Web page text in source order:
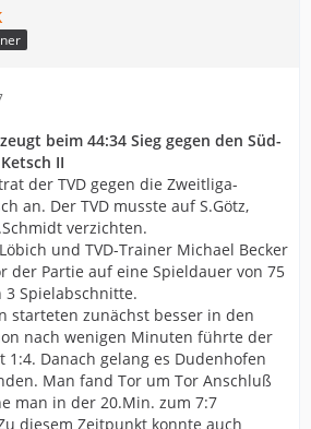
beim 44:34 Sieg gegen den Süd-
II
der TVD gegen die Zweitliga-
an. Der TVD musste auf S.Götz,
verzichten.
und TVD-Trainer Michael Becker
der Partie auf eine Spieldauer von 75
Spielabschnitte.
starteten zunächst besser in den
nach wenigen Minuten führte der
1:4. Danach gelang es Dudenhofen
Man fand Tor um Tor Anschluß
man in der 20.Min. zum 7:7
diesem Zeitpunkt konnte auch